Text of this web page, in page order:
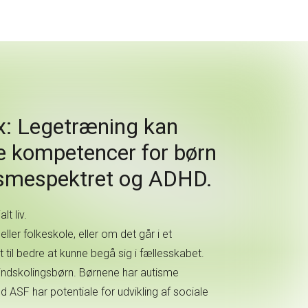
Legetræning kan
kompetencer for børn
og ADHD.
liv.
folkeskole, eller om det går i et
bedre at kunne begå sig i fællesskabet.
Børnene har autisme
ASF har potentiale for udvikling af sociale